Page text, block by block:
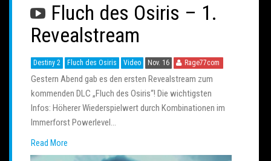
Fluch des Osiris – 1.
Revealstream
Destiny 2 Fluch des Osiris Video Nov. 16 Rage77com
Gestern Abend gab es den ersten Revealstream zum
kommenden DLC „Fluch des Osiris“! Die wichtigsten
Infos: Höherer Wiederspielwert durch Kombinationen im
Immerforst Powerlevel…
Read More